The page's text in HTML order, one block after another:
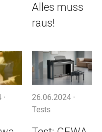
Alles muss
raus!
26.06.2024 ·
Tests